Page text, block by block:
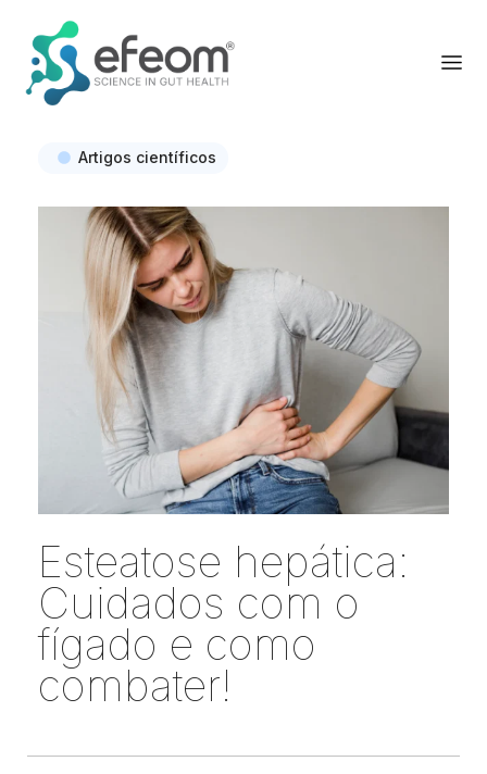
Artigos científicos
Esteatose hepática:
Cuidados com o
fígado e como
combater!